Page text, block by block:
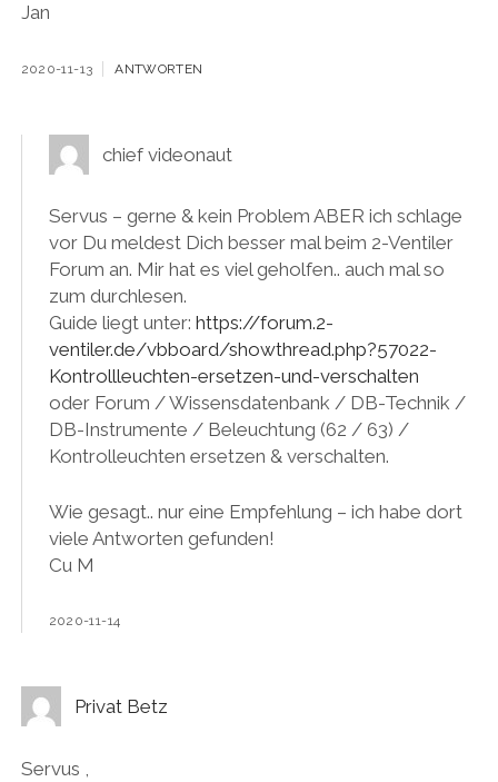
Jan
2020-11-13 ANTWORTEN
chief videonaut
Servus – gerne & kein Problem ABER ich schlage
vor Du meldest Dich besser mal beim 2-Ventiler
Forum an. Mir hat es viel geholfen.. auch mal so
zum durchlesen.
Guide liegt unter: https://forum.2-
ventiler.de/vbboard/showthread.php?57022-
Kontrollleuchten-ersetzen-und-verschalten
oder Forum / Wissensdatenbank / DB-Technik /
DB-Instrumente / Beleuchtung (62 / 63) /
Kontrolleuchten ersetzen & verschalten.
Wie gesagt.. nur eine Empfehlung – ich habe dort
viele Antworten gefunden!
Cu M
2020-11-14
Privat Betz
Servus ,